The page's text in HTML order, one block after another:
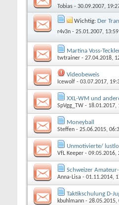
Tobias - 30.09.2007,
Wichtig: Der
r4v3n - 25.01.2007,
Martina Voss-
twtrainer - 27.04.2018,
Videobeweis
Icewolf - 03.07.2017,
XXL-WM und
SpVgg_TW - 18.01.2017,
Moneyball
Steffen - 25.06.2015,
Unmotivierte/
VfL Keeper - 09.05.2016,
Schweizer
Anna-Lisa - 01.11.2014,
Taktikschulung D-
kbuhlmann - 28.05.2015,